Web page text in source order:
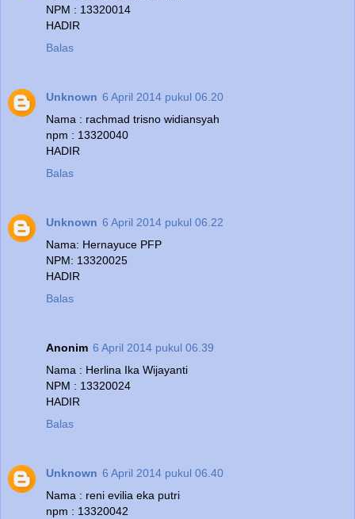
NPM : 13320014
HADIR
Balas
Unknown 6 April 2014 pukul 06.20
Nama : rachmad trisno widiansyah
npm : 13320040
HADIR
Balas
Unknown 6 April 2014 pukul 06.22
Nama: Hernayuce PFP
NPM: 13320025
HADIR
Balas
Anonim 6 April 2014 pukul 06.39
Nama : Herlina Ika Wijayanti
NPM : 13320024
HADIR
Balas
Unknown 6 April 2014 pukul 06.40
Nama : reni evilia eka putri
npm : 13320042